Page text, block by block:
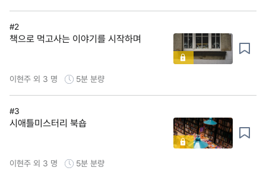
#2
책으로 먹고사는 이야기를 시작하며
이현주 외 3 명 5분 분량
#3
시애틀미스터리 북숍
이현주 외 3 명 5분 분량